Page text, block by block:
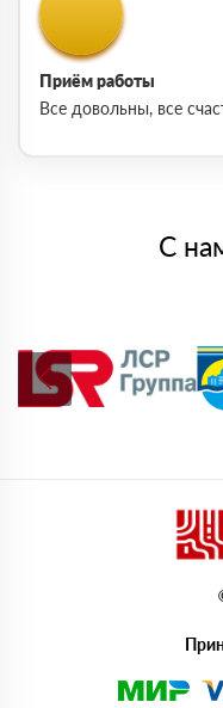
Приём работы
Все довольны, все
С